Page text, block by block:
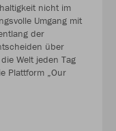
nicht im
Umgang mit
der
über
Welt jeden Tag
Plattform „Our